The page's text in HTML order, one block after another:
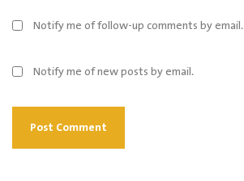
Notify me of follow-up comments by email.
Notify me of new posts by email.